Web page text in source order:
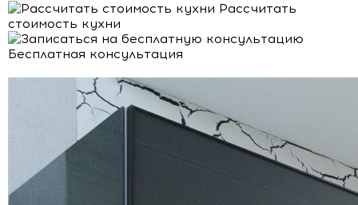
Рассчитать
стоимость кухни
Бесплатная консультация